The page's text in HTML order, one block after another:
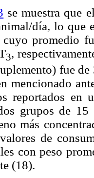
se muestra que
día, lo que
cuyo promedio
3,
fue
mencionado
reportados en
grupos de 15
más
de
con peso
(18).